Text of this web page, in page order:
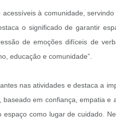
à comunidade,
o significado de garantir
de emoções difíceis de
educação e comunidade”.
nas atividades e destaca a
em confiança, empatia
como lugar de cuidado.